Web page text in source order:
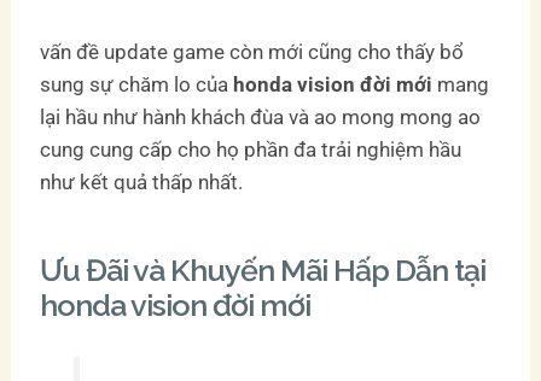
vấn đề update game còn mới cũng cho thấy bổ
sung sự chăm lo của honda vision đời mới mang
lại hầu như hành khách đùa và ao mong mong ao
cung cung cấp cho họ phần đa trải nghiệm hầu
như kết quả thấp nhất.
Ưu Đãi và Khuyến Mãi Hấp Dẫn tại
honda vision đời mới